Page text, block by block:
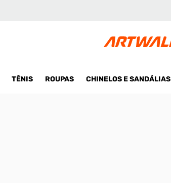
TÊNIS ROUPAS CHINELOS E SANDÁLIAS